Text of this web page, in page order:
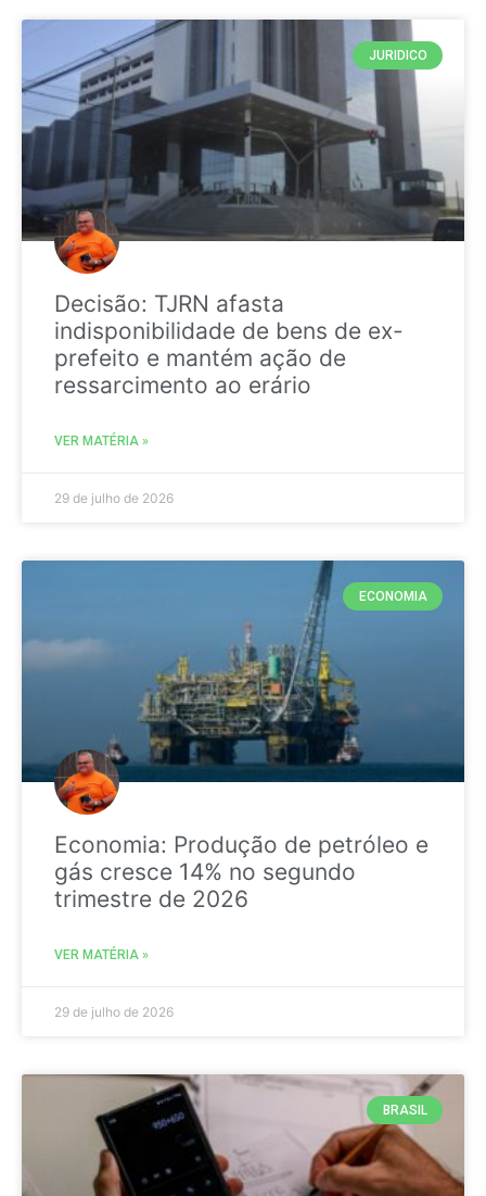
JURIDICO
Decisão: TJRN afasta
indisponibilidade de bens de ex-
prefeito e mantém ação de
ressarcimento ao erário
VER MATÉRIA »
29 de julho de 2026
ECONOMIA
Economia: Produção de petróleo e
gás cresce 14% no segundo
trimestre de 2026
VER MATÉRIA »
29 de julho de 2026
BRASIL